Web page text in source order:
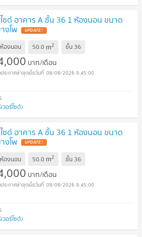
ไซด์ อาคาร A ชั้น 36 1 ห้องนอน ขนาด
งโพ UPDATE !
องนอน 50.0 m2 ชั้น 36
บาท/เดือน
08/08/2026 9:45:00
วอร์ไซด์)
ไซด์ อาคาร A ชั้น 36 1 ห้องนอน ขนาด
งโพ UPDATE !
องนอน 50.0 m2 ชั้น 36
บาท/เดือน
08/08/2026 9:45:00
วอร์ไซด์)